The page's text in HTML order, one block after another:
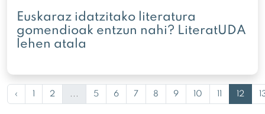
Euskaraz idatzitako literatura
gomendioak entzun nahi? LiteratUDA
lehen atala
‹ 1 2 ... 5 6 7 8 9 10 11 12